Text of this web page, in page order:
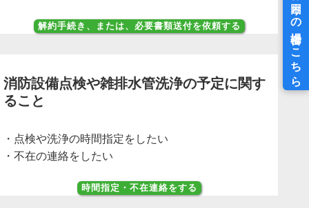
解約手続き、または、必要書類送付を依頼する
消防設備点検や雑排水管洗浄の予定に関す
ること
点検や洗浄の時間指定をしたい
不在の連絡をしたい
時間指定・不在連絡をする